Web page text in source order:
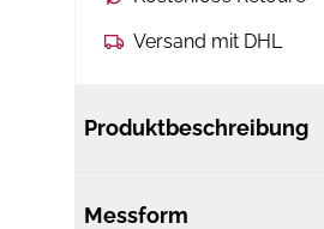
Versand mit DHL
Produktbeschreibung
Messform